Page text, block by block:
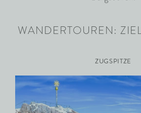
WANDERTOUREN:
ZUGSPITZE